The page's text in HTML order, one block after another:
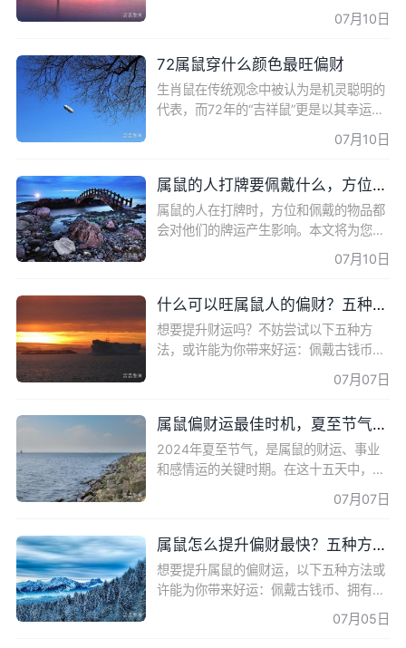
打牌风水也是影响牌运的重要因素之一。
本文将为您介绍属鼠打牌的吉祥颜色和一
07月10日
72属鼠穿什么颜色最旺偏财
生肖鼠在传统观念中被认为是机灵聪明的
代表，而72年的“吉祥鼠”更是以其幸运的
们需要正视自己的命运，通过努力和实践
07月10日
属鼠的人打牌要佩戴什么，方位和财位有关！
属鼠的人在打牌时，方位和佩戴的物品都
会对他们的牌运产生影响。本文将为您详
细介绍属鼠的人打牌的方位以及在财位上
应该如何布置，以提升财运。同时，还将
07月10日
什么可以旺属鼠人的偏财？五种方法助你招来好运
想要提升财运吗？不妨尝试以下五种方
法，或许能为你带来好运：佩戴古钱币、
子的镇宅之力、绿色植物的生机之力。这
07月07日
属鼠偏财运最佳时机，夏至节气为你揭晓！
2024年夏至节气，是属鼠的财运、事业
和感情运的关键时期。在这十五天中，属
鼠们可能会感到疲劳和懒散，但这并不是
个人原因，而是时运的影响。然而，随着
07月07日
属鼠怎么提升偏财最快？五种方法助你招财纳福！
想要提升属鼠的偏财运，以下五种方法或
许能为你带来好运：佩戴古钱币、拥有貔
貅的庇佑、利用水族箱开启财运、摆放石
狮子化解煞气、摆放绿色植物催旺财运。
07月05日